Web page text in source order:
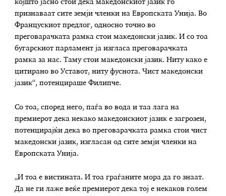
којшто јасно стои дека македонскиот јазик го
признаваат сите земји членки на Европската Унија. Во
Францускиот предлог, односно точно во
преговарачката рамка стои македонски јазик. И со тоа
бугарскиот парламент ја изгласа преговарачката
рамка за нас. Таму стои македонски јазик. Ниту како е
цитирано во Уставот, ниту фуснота. Чист македонски
јазик“, потенцираше Филипче.
Со тоа, според него, паѓа во вода и таа лага на
премиерот дека некако македонскиот јазик е загрозен,
потенцирајќи дека во преговарачката рамка стои чист
македонски јазик, изгласан од сите земји членки на
Европската Унија.
„И тоа е вистината. И тоа граѓаните мора да го знаат.
Да не ги лаже веќе премиерот дека тој е некаков голем